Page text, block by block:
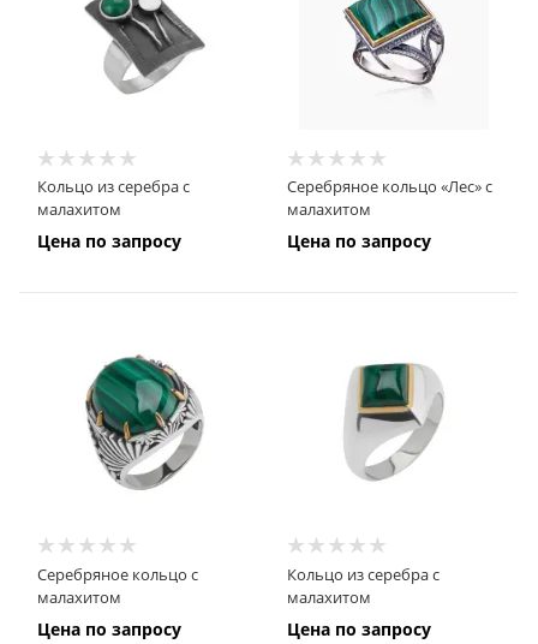
Кольцо из серебра с
малахитом
Цена по запросу
Серебряное кольцо «Лес» с
малахитом
Цена по запросу
Серебряное кольцо с
малахитом
Цена по запросу
Кольцо из серебра с
малахитом
Цена по запросу